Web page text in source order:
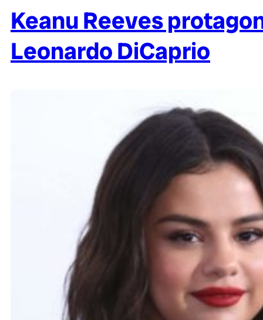
Keanu Reeves
Leonardo DiCaprio